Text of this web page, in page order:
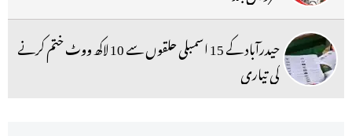
حیدرآباد کے 15 اسمبلی حلقوں سے 10 لاکھ ووٹ ختم کرنے
کی تیاری